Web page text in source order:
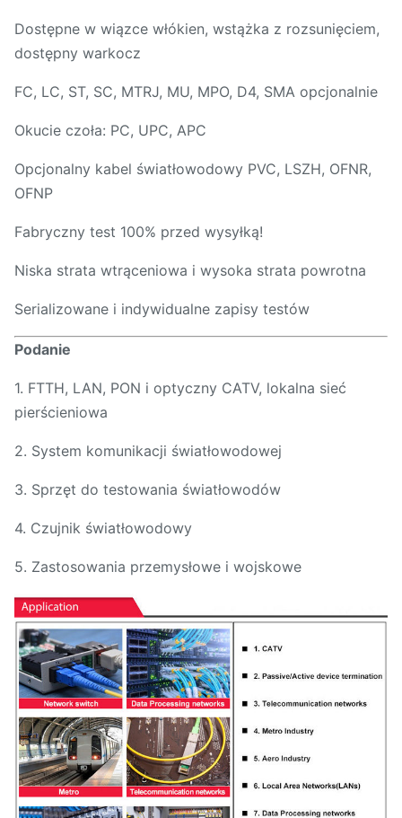
Dostępne w wiązce włókien, wstążka z rozsunięciem,
dostępny warkocz
FC, LC, ST, SC, MTRJ, MU, MPO, D4, SMA opcjonalnie
Okucie czoła: PC, UPC, APC
Opcjonalny kabel światłowodowy PVC, LSZH, OFNR,
OFNP
Fabryczny test 100% przed wysyłką!
Niska strata wtrąceniowa i wysoka strata powrotna
Serializowane i indywidualne zapisy testów
Podanie
1. FTTH, LAN, PON i optyczny CATV, lokalna sieć
pierścieniowa
2. System komunikacji światłowodowej
3. Sprzęt do testowania światłowodów
4. Czujnik światłowodowy
5. Zastosowania przemysłowe i wojskowe